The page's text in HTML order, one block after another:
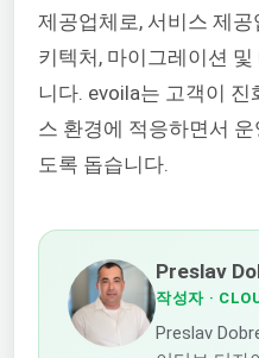
제공업체로, 서비스 제
키텍처, 마이그레이션
니다. evoila는 고객이
스 환경에 적응하면서
도록 돕습니다.
Preslav
작성자·
Preslav